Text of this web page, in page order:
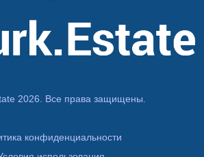
2026. Все права защищены.
конфиденциальности